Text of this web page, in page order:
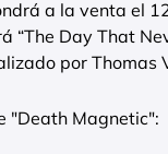
a la venta el
“The Day That
por Thomas
"Death Magnetic":